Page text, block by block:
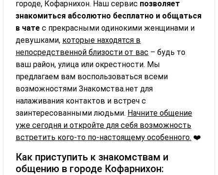
городе, Кофарнихон. Наш сервис позволяет
знакомиться абсолютно бесплатно и общаться
в чате с прекрасными одинокими женщинами и
девушками, которые находятся в
непосредственной близости от вас – будь то
ваш район, улица или окрестности. Мы
предлагаем вам воспользоваться всеми
возможностями Знакомства.нет для
налаживания контактов и встреч с
заинтересованными людьми. Начните общение
уже сегодня и откройте для себя возможность
встретить кого-то по-настоящему особенного. ❤️
Как приступить к знакомствам и
общению в городе Кофарнихон: